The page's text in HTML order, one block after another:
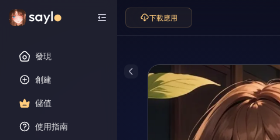
發現
創建
儲值
使用指南
下載應用